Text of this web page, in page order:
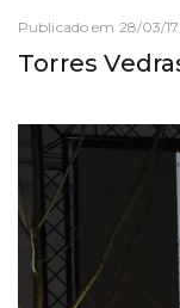
Publicado em 28/03/17
Torres